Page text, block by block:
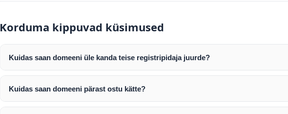
Korduma kippuvad küsimused
Kuidas saan domeeni üle kanda teise registripidaja juurde?
Pärast makse laekumist edastame teile domeeni AUTH (EPP) koodi. Selle abil saate
enda valitud registripidaja juurde.
Domeeni ülekandmine toimub registripidajate vahelise protsessina ning võib võtta
Kuidas saan domeeni pärast ostu kätte?
Pärast ostu vormistamist väljastame arve. Maksekinnituse järel edastame teile